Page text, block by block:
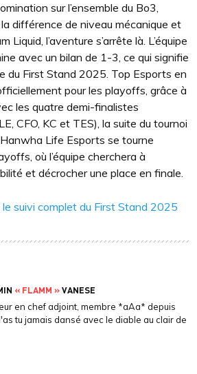
sur l’ensemble du Bo3,
différence de niveau mécanique et
Liquid, l’aventure s’arrête là. L’équipe
avec un bilan de 1-3, ce qui signifie
du First Stand 2025. Top Esports en
pour les playoffs, grâce à
les quatre demi-finalistes
CFO, KC et TES), la suite du tournoi
Life Esports se tourne
où l’équipe cherchera à
et décrocher une place en finale.
le suivi complet du First Stand 2025
« FLAMM »VANESE
en chef adjoint, membre *aAa* depuis
tu jamais dansé avec le diable au clair de